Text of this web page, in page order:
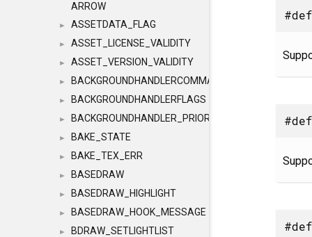
ARROW
► ASSETDATA_FLAG
► ASSET_LICENSE_VALIDITY
► ASSET_VERSION_VALIDITY
► BACKGROUNDHANDLERCOMMAND
► BACKGROUNDHANDLERFLAGS
► BACKGROUNDHANDLER_PRIORITY
► BAKE_STATE
► BAKE_TEX_ERR
► BASEDRAW
► BASEDRAW_HIGHLIGHT
► BASEDRAW_HOOK_MESSAGE
► BDRAW_SETLIGHTLIST